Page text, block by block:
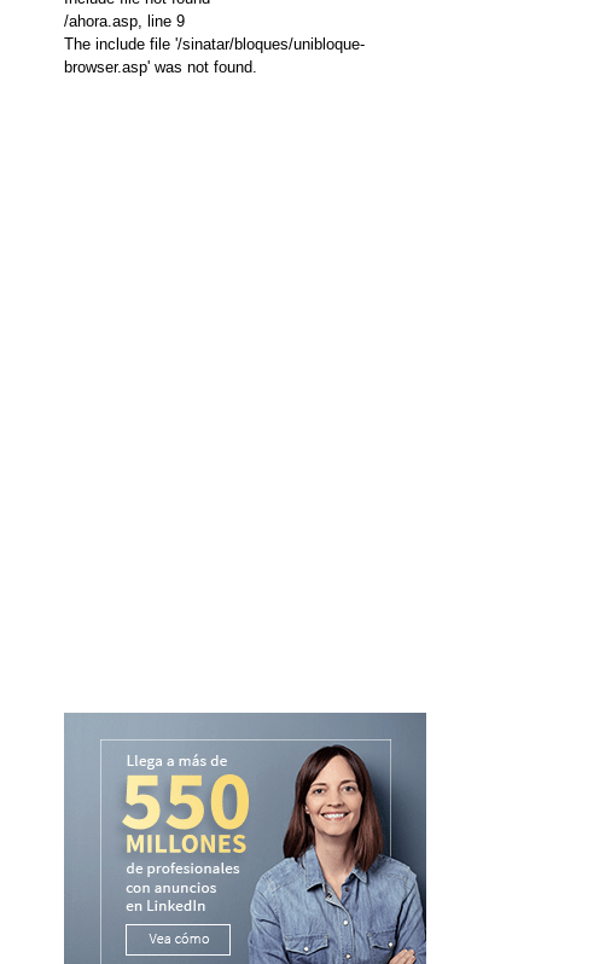
/ahora.asp , line 9
The include file '/sinatar/bloques/unibloque-
browser.asp' was not found.